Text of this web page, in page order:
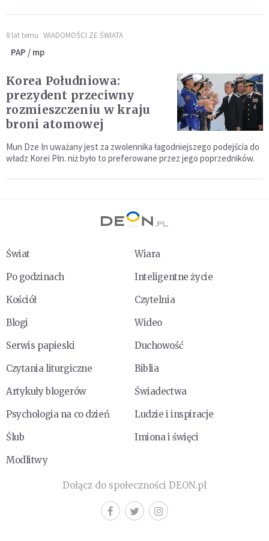
8 lat temu WIADOMOŚCI ZE ŚWIATA
PAP / mp
Korea Południowa:
prezydent przeciwny
rozmieszczeniu w kraju
broni atomowej
Mun Dze In uważany jest za zwolennika łagodniejszego podejścia do
władz Korei Płn. niż było to preferowane przez jego poprzedników.
Świat
Wiara
Po godzinach
Inteligentne życie
Kościół
Czytelnia
Blogi
Wideo
Serwis papieski
Duchowość
Czytania liturgiczne
Biblia
Artykuły blogerów
Świadectwa
Psychologia na co dzień
Ludzie i inspiracje
Ślub
Imiona i święci
Modlitwy
Dołącz do społeczności DEON.pl